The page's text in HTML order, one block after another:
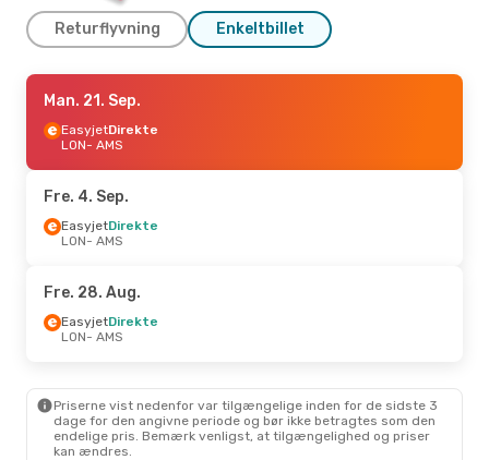
Returflyvning Enkeltbillet
Man. 7. Sep.- Man. 14. Sep.
EasyjetDirekte
LON- AMS
AMS- LON
Tor. 17. Sep.- Man. 21. Sep.
Transavia Airlines
AMS- LON
LON
- AMS
Easyjet Direkte
AMS- LON
Man. 21. Sep.
EasyjetDirekte
LON- AMS
Fre. 4. Sep.
EasyjetDirekte
LON- AMS
Fre. 28. Aug.
EasyjetDirekte
LON- AMS
Priserne vist nedenfor var tilgængelige inden for de sidste 3
dage for den angivne periode og bør ikke betragtes som den
endelige pris. Bemærk venligst, at tilgængelighed og priser
kan ændres.